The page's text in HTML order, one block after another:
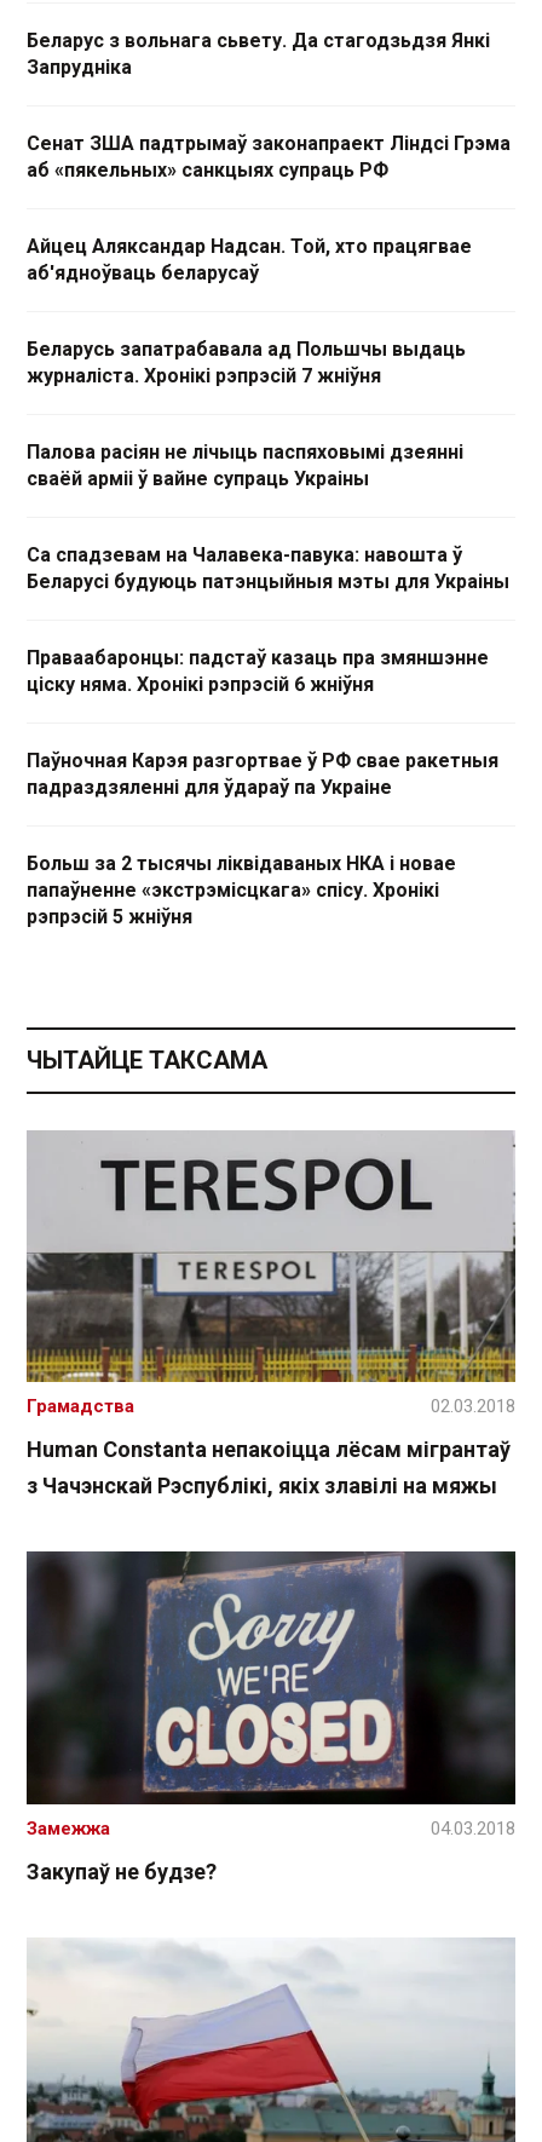
Беларус з вольнага сьвету. Да стагодзьдзя Янкі
Запрудніка
Сенат ЗША падтрымаў законапраект Ліндсі Грэма
аб «пякельных» санкцыях супраць РФ
Айцец Аляксандар Надсан. Той, хто працягвае
аб'ядноўваць беларусаў
Беларусь запатрабавала ад Польшчы выдаць
журналіста. Хронікі рэпрэсій 7 жніўня
Палова расіян не лічыць паспяховымі дзеянні
сваёй арміі ў вайне супраць Украіны
Са спадзевам на Чалавека-павука: навошта ў
Беларусі будуюць патэнцыйныя мэты для Украіны
Праваабаронцы: падстаў казаць пра змяншэнне
ціску няма. Хронікі рэпрэсій 6 жніўня
Паўночная Карэя разгортвае ў РФ свае ракетныя
падраздзяленні для ўдараў па Украіне
Больш за 2 тысячы ліквідаваных НКА і новае
папаўненне «экстрэмісцкага» спісу. Хронікі
рэпрэсій 5 жніўня
ЧЫТАЙЦЕ ТАКСАМА
Human Constanta непакоіцца лёсам мігрантаў
з Чачэнскай Рэспублікі, якіх злавілі на мяжы
Грамадства 02.03.2018
Закупаў не будзе?
Замежжа 04.03.2018